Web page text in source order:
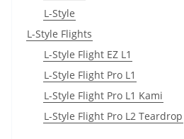
L-Style
L-Style Flights
L-Style Flight EZ L1
L-Style Flight Pro L1
L-Style Flight Pro L1 Kami
L-Style Flight Pro L2 Teardrop